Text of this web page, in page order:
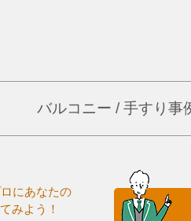
バルコニー / 手すり事
にあなたの
みよう！